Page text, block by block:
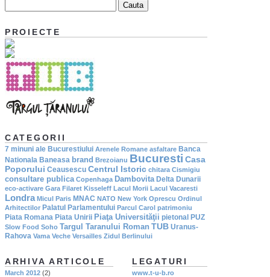
PROIECTE
CATEGORII
7 minuni ale Bucurestiului Arenele Romane asfaltare Banca
Nationala Baneasa brand Brezoianu Bucuresti Casa
Poporului Ceausescu Centrul Istoric chitara Cismigiu
consultare publica Copenhaga Dambovita Delta Dunarii
eco-activare Gara Filaret Kisseleff Lacul Morii Lacul Vacaresti
Londra Micul Paris MNAC NATO New York Oprescu Ordinul
Arhitectilor Palatul Parlamentului Parcul Carol patrimoniu
Piata Romana Piata Unirii Piaţa Universităţii pietonal PUZ
Slow Food Soho Targul Taranului Roman TUB Uranus-
Rahova Vama Veche Versailles Zidul Berlinului
LEGATURI
www.t-u-b.ro
ARHIVA ARTICOLE
March 2012 (2)